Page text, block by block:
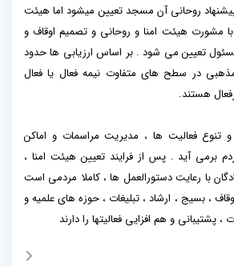
روحانی آن مسجد تعیین میشود اما هیئت
با مشورت هیئت امنا و روحانی و تصمیم اوقاف و
تعیین می شود . بر اساس ارزیابی ها حدود
مذهبی در سطح های متفاوت نیمه فعال یا فعال
هستند.
و تنوع فعالیت ها ، مدیریت مراسمات و اماکن
برمی آید . پس از فرایند تعیین هیئت امنا ،
با رعایت دستورالعمل ها ، کاملا مردمی است
، بسیج ، ارشاد ، تبلیغات ، حوزه های علمیه و
پشتیبانی و هم افزایی فعالیتها را دارند